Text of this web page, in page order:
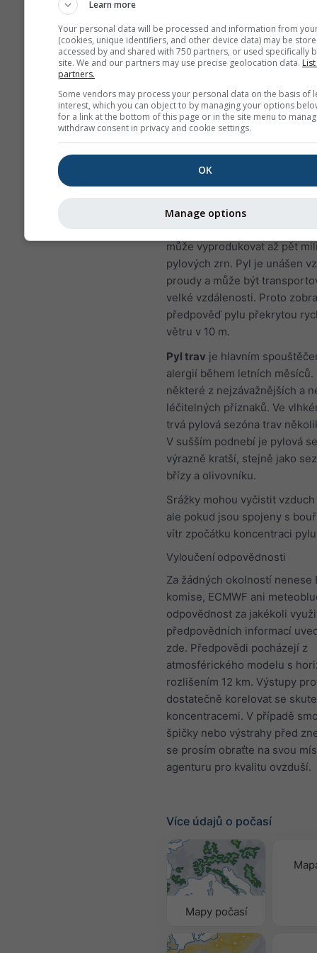
NO₂ způsobuje
sípání, kašel, nachlazení,
bronchitida
ovzduší čtvrtý panel
předpověď pylu pro
Březový pylpatří k
období, případně později v
stromy kvetou, uvolňují
může vyprodukovat až pět
pylových zrn. Pyl je unášen
proudy a může být
velké vzdálenosti. Proto
předpověď pylu překrytou
větru v 10 m.
Pyl trav je hlavním
alergií během letních měsíců.
některé z nejzávažnějších a
léčitelných příznaků. Ve
trvá pylová sezóna trav
V sušším podnebí je pylová
výrazně kratší, stejně jako
břízy a olivovníku.
Srážky mohou vyčistit
ale pokud jsou spojeny s
vítr zpočátku koncentraci
Vyloučení odpovědnosti
Za žádných okolností nenese
komise, ECMWF ani
odpovědnost za jakékoli
předpovědních informací
zde. Předpovědi pocházejí z
atmosférického modelu s
rozlišením 12 km. Výstupy
dostatečně korelovat se
koncentracemi. V případě
špičky nebo výstrahy před
se prosím obraťte na svou
agenturu pro kvalitu ovzduší.
Více údajů o počasí
Mapy počasí
Learn more
Your personal data will be processed and information from
(cookies, unique identifiers, and other device data) may be
accessed by and shared with 750 partners, or used specifically
site. We and our partners may use precise geolocation data.
partners.
Some vendors may process your personal data on the basis of
interest, which you can object to by managing your options
for a link at the bottom of this page or in the site menu to
withdraw consent in privacy and cookie settings.
OK
Manage options